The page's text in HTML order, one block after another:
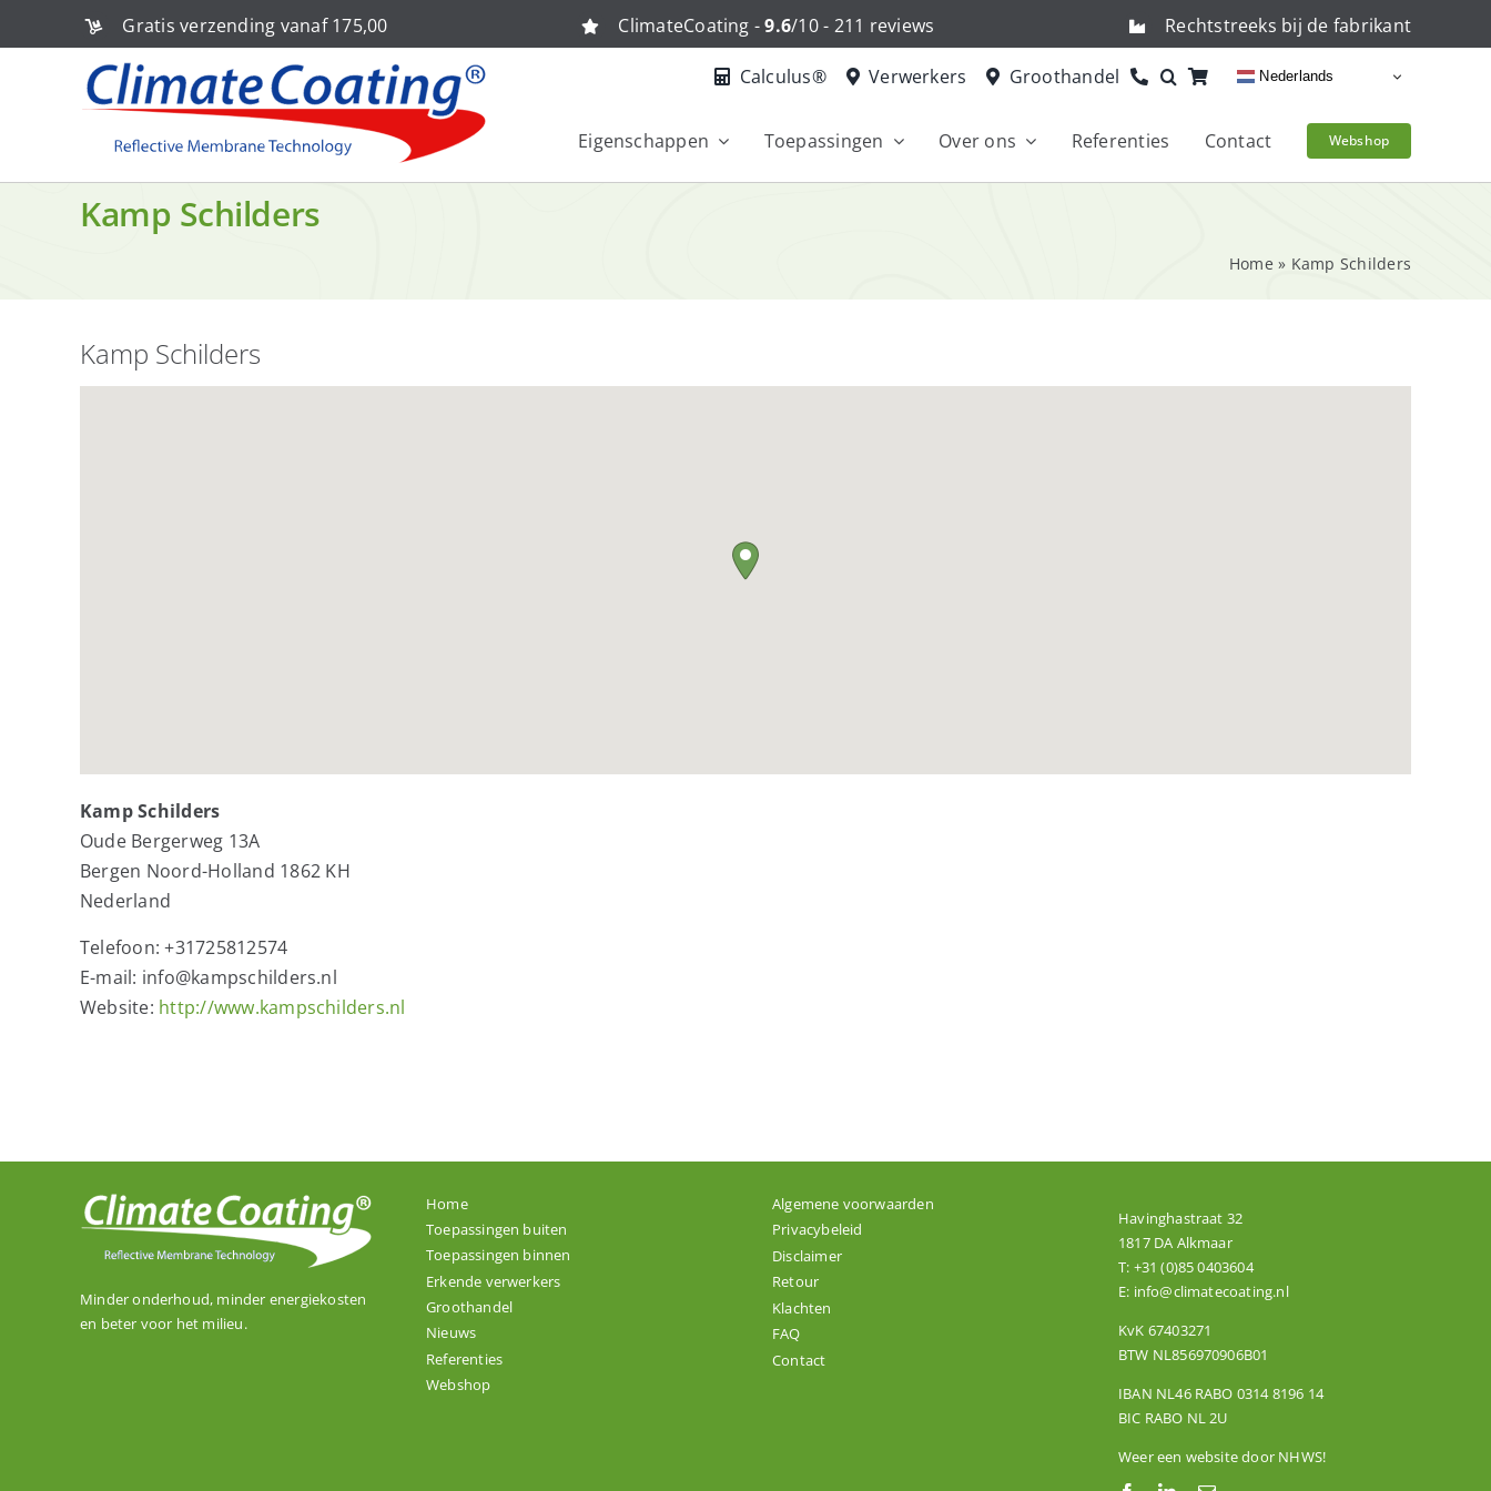
naar
Gratis verzending vanaf 175,00 ClimateCoating -9.6/10 - 211 reviews Rechtstreeks bij de fabrikant
Calculus® Verwerkers Groothandel Nederlands
Eigenschappen Toepassingen Over ons Referenties Contact Webshop
Kamp Schilders
Home » Kamp Schilders
Kamp Schilders
Kamp Schilders
Oude Bergerweg 13A
Bergen Noord-Holland 1862 KH
Nederland
Telefoon:+31725812574
E-mail: info@kampschilders.nl
Website: http://www.kampschilders.nl
Minder onderhoud, minder energiekosten
en beter voor het milieu.
Home
Toepassingen buiten
Toepassingen binnen
Erkende verwerkers
Groothandel
Nieuws
Referenties
Webshop
Algemene voorwaarden
Privacybeleid
Disclaimer
Retour
Klachten
FAQ
Contact
Havinghastraat 32
1817 DA Alkmaar
T: +31 (0)85 0403604
E: info@climatecoating.nl
KvK 67403271
BTW NL856970906B01
IBAN NL46 RABO 0314 8196 14
BIC RABO NL 2U
Weer een website door NHWS!